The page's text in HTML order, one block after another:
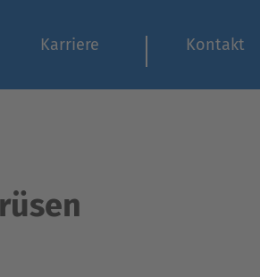
Karriere Kontakt